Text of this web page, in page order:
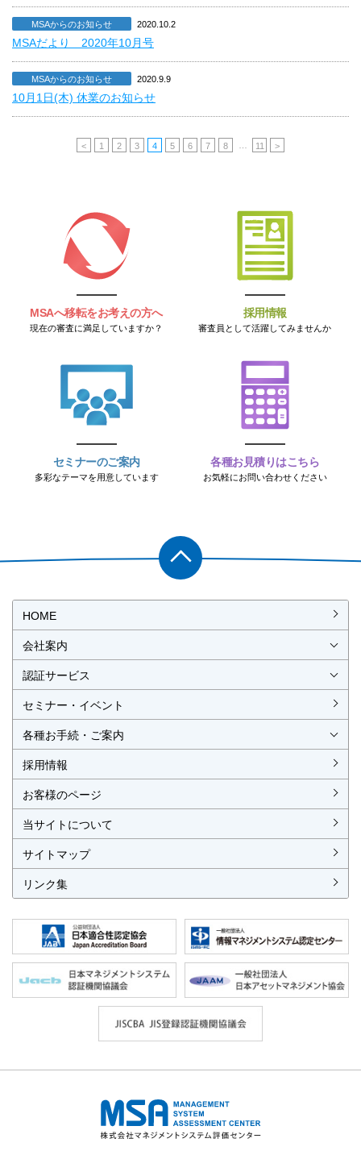
MSAからのお知らせ 2020.10.2
MSAだより 2020年10月号
MSAからのお知らせ 2020.9.9
10月1日(木) 休業のお知らせ
< 1 2 3 4 5 6 7 8 11 >
MSAへ移転をお考えの方へ
現在の審査に満足していますか？
採用情報
審査員として活躍してみませんか
セミナーのご案内
多彩なテーマを用意しています
各種お見積りはこちら
お気軽にお問い合わせください
HOME
会社案内
認証サービス
ISO認証（マネジメントシステム）
ISO 9001 （品質）
ISO 14001（環境）
ISO 55001（アセット）
ISO 45001（労働安全衛生）
ISO 27001（情報セキュリティ）
MSAの審査認証
ISOとは？
JIS製品認証
JIS製品認証の手続き
認証リスト
セミナー・イベント
各種お手続・ご案内
採用情報
お客様のページ
当サイトについて
サイトマップ
リンク集